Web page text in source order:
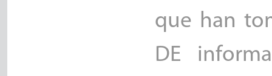
que han
DE